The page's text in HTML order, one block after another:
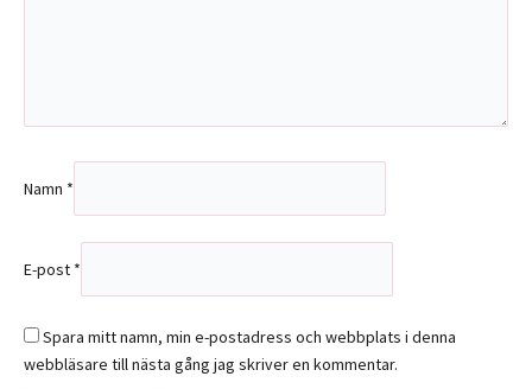
Namn *
E-post *
Spara mitt namn, min e-postadress och webbplats i denna
webbläsare till nästa gång jag skriver en kommentar.